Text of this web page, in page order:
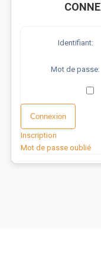
Identifiant:
Mot de passe:
Connexion
Inscription
Mot de passe oublié